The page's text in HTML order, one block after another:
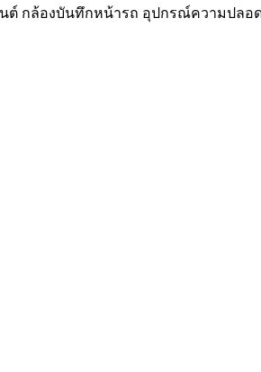
ต์ กล้องบันทึกหน้ารถ อุปกรณ์ความป